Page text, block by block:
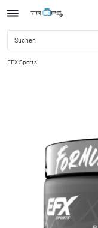
EFX Sports